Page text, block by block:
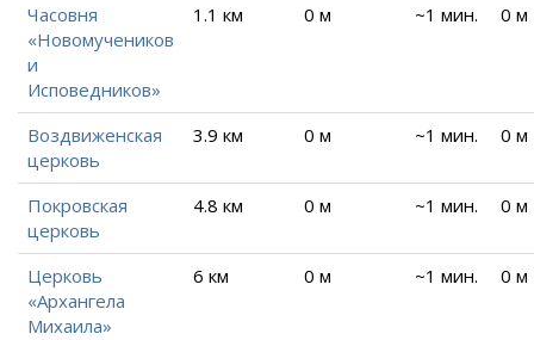
Часовня
«Новомучеников
и
Исповедников»
1.1 км 0 м ~1 мин. 0 м
Воздвиженская
церковь
3.9 км 0 м ~1 мин. 0 м
Покровская
церковь
4.8 км 0 м ~1 мин. 0 м
Церковь
«Архангела
Михаила»
6 км 0 м ~1 мин. 0 м